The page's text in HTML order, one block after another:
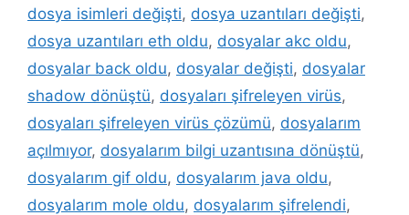
dosya isimleri değişti, dosya uzantıları değişti,
dosya uzantıları eth oldu, dosyalar akc oldu,
dosyalar back oldu, dosyalar değişti, dosyalar
shadow dönüştü, dosyaları şifreleyen virüs,
dosyaları şifreleyen virüs çözümü, dosyalarım
açılmıyor, dosyalarım bilgi uzantısına dönüştü,
dosyalarım gif oldu, dosyalarım java oldu,
dosyalarım mole oldu, dosyalarım şifrelendi,